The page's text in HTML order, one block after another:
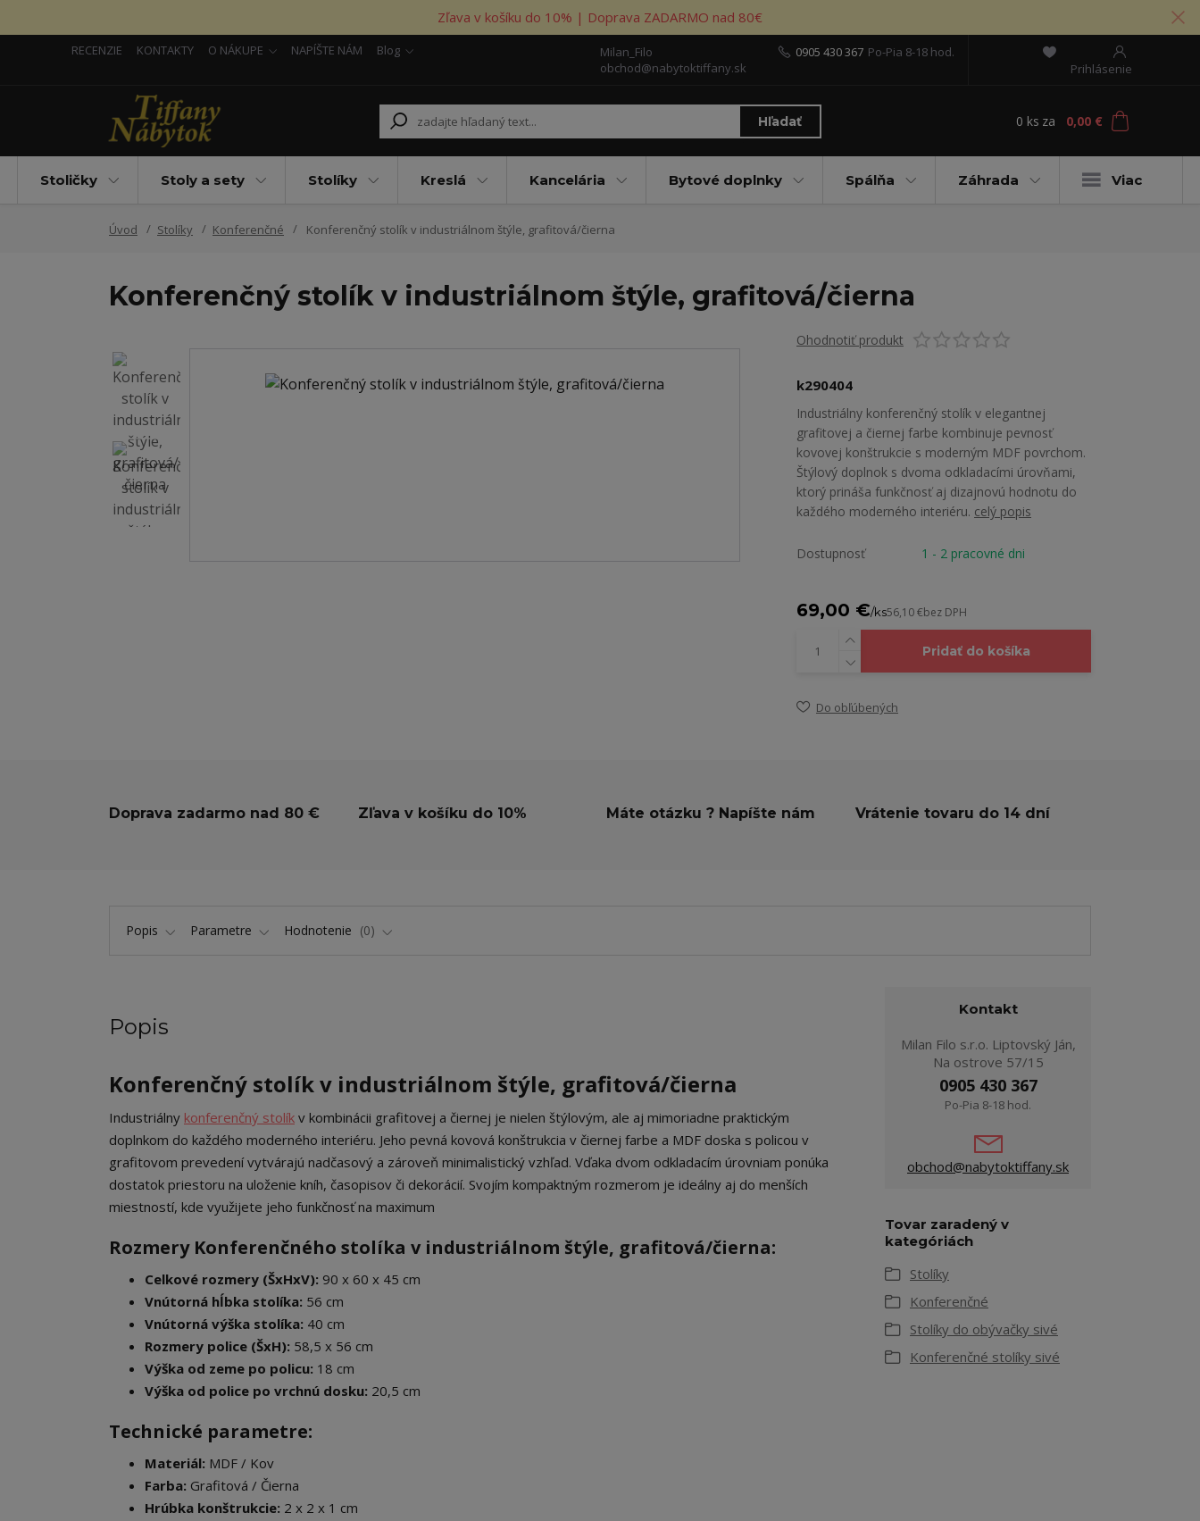
Zľava v košíku do 10% | Doprava ZADARMO nad 80€
RECENZIE KONTAKTY O NÁKUPE NAPÍŠTE NÁM
Blog
Prihlásenie
Hľadať
Milan_Filo
obchod@nabytoktiffany.sk
0905 430 367 Po-Pia 8-18 hod.
0 ks za 0,00 €
Stoličky Stoly a sety Stolíky Kreslá Kancelária Bytové doplnky Spálňa Záhrada Viac
Úvod Stolíky Konferenčné Konferenčný stolík v industriálnom štýle, grafitová/čierna
Konferenčný stolík v industriálnom štýle, grafitová/čierna
Ohodnotiť produkt
k290404
Industriálny konferenčný stolík v elegantnej
grafitovej a čiernej farbe kombinuje pevnosť
kovovej konštrukcie s moderným MDF povrchom.
Štýlový doplnok s dvoma odkladacími úrovňami,
ktorý prináša funkčnosť aj dizajnovú hodnotu do
každého moderného interiéru. celý popis
Dostupnosť 1 - 2 pracovné dni
69,00 €/ks56,10 €bez DPH
Pridať do košíka
Do obľúbených
Doprava zadarmo nad 80 € Zľava v košíku do 10% Máte otázku ? Napíšte nám Vrátenie tovaru do 14 dní
Popis Parametre Hodnotenie 0
Popis
Konferenčný stolík v industriálnom štýle, grafitová/čierna
Industriálny konferenčný stolík v kombinácii grafitovej a čiernej je nielen štýlovým, ale aj mimoriadne praktickým
doplnkom do každého moderného interiéru. Jeho pevná kovová konštrukcia v čiernej farbe a MDF doska s policou v
grafitovom prevedení vytvárajú nadčasový a zároveň minimalistický vzhľad. Vďaka dvom odkladacím úrovniam ponúka
dostatok priestoru na uloženie kníh, časopisov či dekorácií. Svojím kompaktným rozmerom je ideálny aj do menších
miestností, kde využijete jeho funkčnosť na maximum
Rozmery Konferenčného stolíka v industriálnom štýle, grafitová/čierna:
Celkové rozmery (ŠxHxV): 90 x 60 x 45 cm
Vnútorná hĺbka stolíka: 56 cm
Vnútorná výška stolíka: 40 cm
Rozmery police (ŠxH): 58,5 x 56 cm
Výška od zeme po policu: 18 cm
Výška od police po vrchnú dosku: 20,5 cm
Technické parametre:
Materiál: MDF / Kov
Farba: Grafitová / Čierna
Hrúbka konštrukcie: 2 x 2 x 1 cm
Kontakt
Milan Filo s.r.o. Liptovský Ján,
Na ostrove 57/15
0905 430 367
Po-Pia 8-18 hod.
obchod@nabytoktiffany.sk
Tovar zaradený v
kategóriách
Stolíky
Konferenčné
Stolíky do obývačky sivé
Konferenčné stolíky sivé